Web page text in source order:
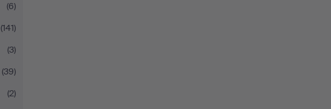
(6)
(141)
(3)
(39)
(2)